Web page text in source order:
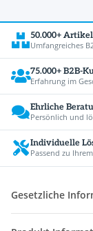
50.000+ Artikel
Umfangreiches
75.000+ B2B-
Erfahrung im
Ehrliche
Persönlich und
Individuelle
Passend zu
Gesetzliche